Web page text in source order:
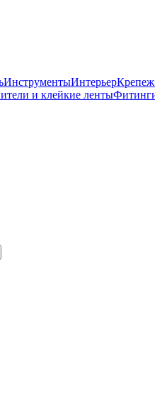
ИнструментыИнтерьерКрепеж
и клейкие ленты